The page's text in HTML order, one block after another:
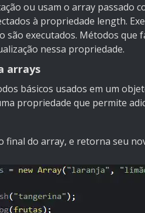
ou usam o array passado
à propriedade length.
são executados. Métodos que
nessa propriedade.
arrays
básicos usados em um
propriedade que permite
final do array, e retorna seu